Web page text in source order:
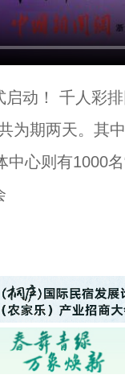
启动！ 千人彩
为期两天。其
中心则有1000